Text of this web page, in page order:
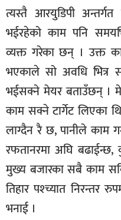
त्यस्तै आरयुडिपी
भईरहेको काम पनि
व्यक्त गरेका छन् । उक्त
भएकाले सो अवधि भित्र
भईसक्ने मेयर बताउँछन् ।
काम सक्ने टार्गेट लिएका
लाग्दैन रै छ, पानीले काम
रफतानरमा अघि
मुख्य बजारका सबै काम
तिहार पश्च्यात निरन्तर
भनाई ।